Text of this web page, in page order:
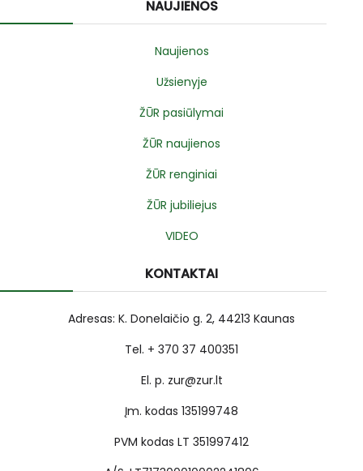
NAUJIENOS
Naujienos
Užsienyje
ŽŪR pasiūlymai
ŽŪR naujienos
ŽŪR renginiai
ŽŪR jubiliejus
VIDEO
KONTAKTAI
Adresas: K. Donelaičio g. 2, 44213 Kaunas
Tel. + 370 37 400351
El. p. zur@zur.lt
Įm. kodas 135199748
PVM kodas LT 351997412